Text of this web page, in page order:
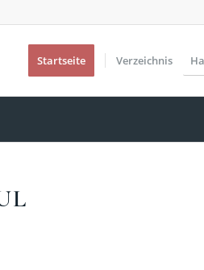
Startseite Verzeichnis